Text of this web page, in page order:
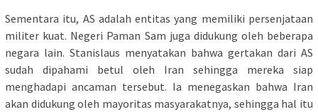
Sementara itu, AS adalah entitas yang memiliki persenjataan
militer kuat. Negeri Paman Sam juga didukung oleh beberapa
negara lain. Stanislaus menyatakan bahwa gertakan dari AS
sudah dipahami betul oleh Iran sehingga mereka siap
menghadapi ancaman tersebut. Ia menegaskan bahwa Iran
akan didukung oleh mayoritas masyarakatnya, sehingga hal itu